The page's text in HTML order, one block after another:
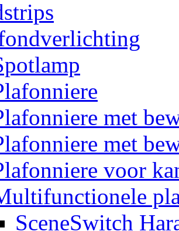
met
met
voor
SceneSwitch